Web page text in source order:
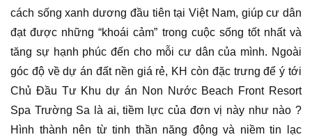
cách sống xanh dương đầu tiên tại Việt Nam, giúp cư dân
đạt được những “khoái cảm” trong cuộc sống tốt nhất và
tăng sự hạnh phúc đến cho mỗi cư dân của mình. Ngoài
góc độ về dự án đất nền giá rẻ, KH còn đặc trưng để ý tới
Chủ Đầu Tư Khu dự án Non Nước Beach Front Resort
Spa Trường Sa là ai, tiềm lực của đơn vị này như nào ?
Hình thành nên từ tinh thần năng động và niềm tin lạc